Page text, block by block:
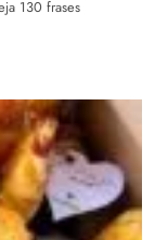
130 frases